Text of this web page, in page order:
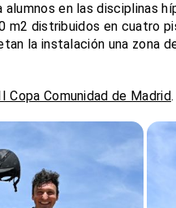
en las disciplinas
distribuidos en cuatro
la instalación una zona
Copa Comunidad de Madrid.